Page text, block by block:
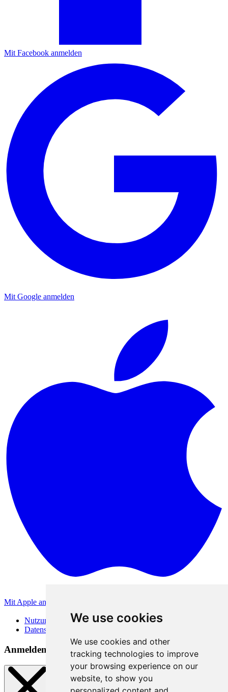
We use cookies
We use cookies and other
tracking technologies to improve
your browsing experience on our
website, to show you
Mit Facebook anmelden
Mit Google anmelden
Mit Apple anmelden
Nutzungsbedingungen
Datenschutzerklärung
Anmeldemethoden